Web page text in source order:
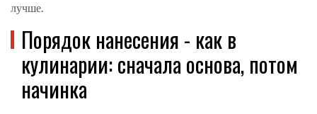
лучше.
Порядок нанесения - как в
кулинарии: сначала основа, потом
начинка